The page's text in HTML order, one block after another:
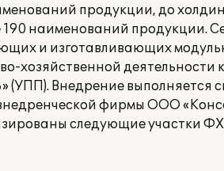
продукции, до
наименований продукции.
и изготавливающих
хозяйственной
(УПП). Внедрение выполняется
фирмы ООО
следующие участки